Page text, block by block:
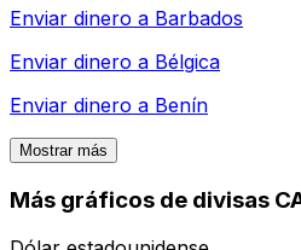
Enviar dinero a Barbados
Enviar dinero a Bélgica
Enviar dinero a Benín
Mostrar más
Más gráficos de divisas